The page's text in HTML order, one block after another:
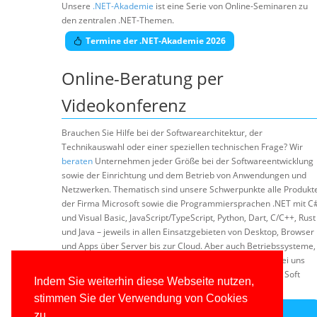
Indem Sie weiterhin diese Webseite nutzen,
stimmen Sie der Verwendung von Cookies
Unsere .NET-Akademie ist eine Serie von Online-Seminaren zu
den zentralen .NET-Themen.
Termine der .NET-Akademie 2026
Online-Beratung per
Videokonferenz
Brauchen Sie Hilfe bei der Softwarearchitektur, der
Technikauswahl oder einer speziellen technischen Frage? Wir
beraten Unternehmen jeder Größe bei der Softwareentwicklung
sowie der Einrichtung und dem Betrieb von Anwendungen und
Netzwerken. Thematisch sind unsere Schwerpunkte alle
der Firma Microsoft sowie die Programmiersprachen .NET mit
und Visual Basic, JavaScript/TypeScript, Python, Dart, C/C++, Rust
und Java – jeweils in allen Einsatzgebieten von Desktop, Browser
und Apps über Server bis zur Cloud. Aber auch Betriebssysteme,
Datenbanken, DevOps und Server-Produkte finden Sie bei uns
neben Grundlagenthemen der Softwareentwicklung und Soft
Skills.